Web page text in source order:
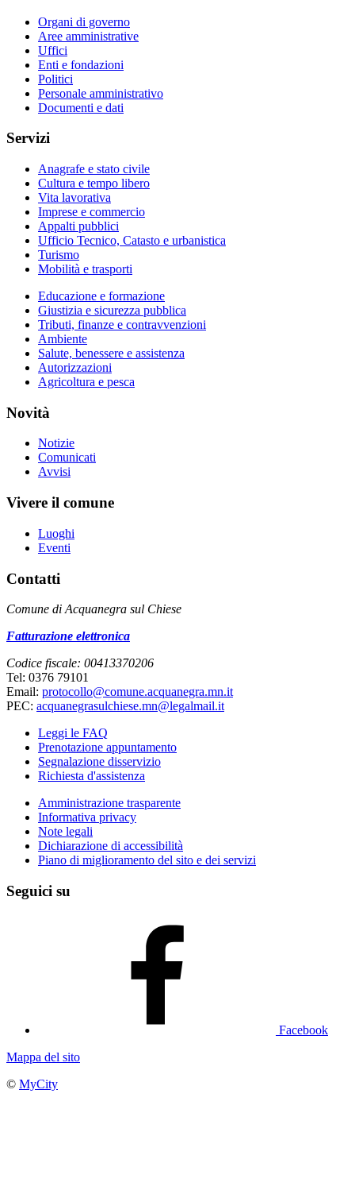
Organi di governo
Aree amministrative
Uffici
Enti e fondazioni
Politici
Personale amministrativo
Documenti e dati
Servizi
Anagrafe e stato civile
Cultura e tempo libero
Vita lavorativa
Imprese e commercio
Appalti pubblici
Ufficio Tecnico, Catasto e urbanistica
Turismo
Mobilità e trasporti
Educazione e formazione
Giustizia e sicurezza pubblica
Tributi, finanze e contravvenzioni
Ambiente
Salute, benessere e assistenza
Autorizzazioni
Agricoltura e pesca
Novità
Notizie
Comunicati
Avvisi
Vivere il comune
Luoghi
Eventi
Contatti
Comune di Acquanegra sul Chiese
Fatturazione elettronica
Codice fiscale: 00413370206
Tel: 0376 79101
Email: protocollo@comune.acquanegra.mn.it
PEC: acquanegrasulchiese.mn@legalmail.it
Leggi le FAQ
Prenotazione appuntamento
Segnalazione disservizio
Richiesta d'assistenza
Amministrazione trasparente
Informativa privacy
Note legali
Dichiarazione di accessibilità
Piano di miglioramento del sito e dei servizi
Seguici su
Facebook
Mappa del sito
© MyCity